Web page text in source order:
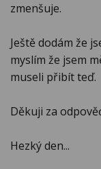
zmenšuje.
Ještě dodám že
myslím že jsem
museli přibít teď.
Děkuji za
Hezký den...